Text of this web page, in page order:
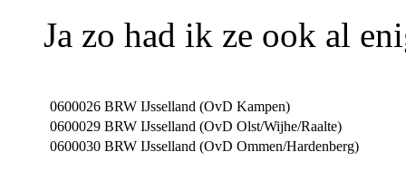
Ja zo had ik ze ook al
0600026 BRW IJsselland (OvD Kampen)
0600029 BRW IJsselland (OvD Olst/Wijhe/Raalte)
0600030 BRW IJsselland (OvD Ommen/Hardenberg)